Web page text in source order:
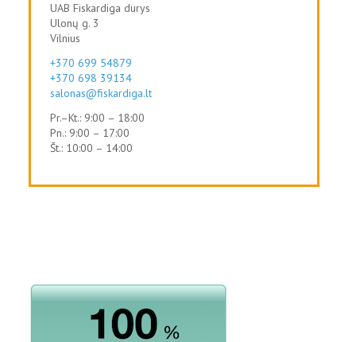
UAB Fiskardiga durys
Ulonų g. 3
Vilnius
+370 699 54879
+370 698 39134
salonas@fiskardiga.lt
Pr.–Kt.: 9:00 – 18:00
Pn.: 9:00 – 17:00
Št.: 10:00 – 14:00